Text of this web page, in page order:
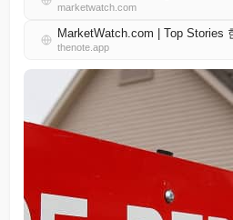
marketwatch.com
MarketWatch.com | Top Stories
thenote.app